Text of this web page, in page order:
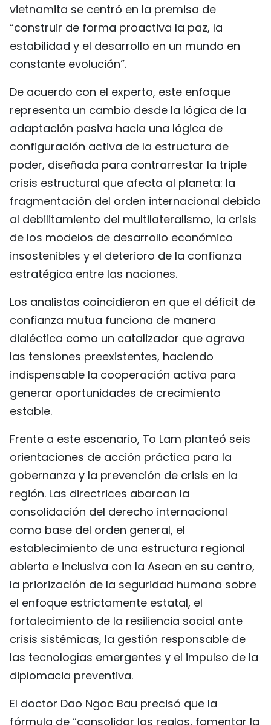
vietnamita se centró en la premisa de
“construir de forma proactiva la paz, la
estabilidad y el desarrollo en un mundo en
constante evolución”.
De acuerdo con el experto, este enfoque
representa un cambio desde la lógica de la
adaptación pasiva hacia una lógica de
configuración activa de la estructura de
poder, diseñada para contrarrestar la triple
crisis estructural que afecta al planeta: la
fragmentación del orden internacional debido
al debilitamiento del multilateralismo, la crisis
de los modelos de desarrollo económico
insostenibles y el deterioro de la confianza
estratégica entre las naciones.
Los analistas coincidieron en que el déficit de
confianza mutua funciona de manera
dialéctica como un catalizador que agrava
las tensiones preexistentes, haciendo
indispensable la cooperación activa para
generar oportunidades de crecimiento
estable.
Frente a este escenario, To Lam planteó seis
orientaciones de acción práctica para la
gobernanza y la prevención de crisis en la
región. Las directrices abarcan la
consolidación del derecho internacional
como base del orden general, el
establecimiento de una estructura regional
abierta e inclusiva con la Asean en su centro,
la priorización de la seguridad humana sobre
el enfoque estrictamente estatal, el
fortalecimiento de la resiliencia social ante
crisis sistémicas, la gestión responsable de
las tecnologías emergentes y el impulso de la
diplomacia preventiva.
El doctor Dao Ngoc Bau precisó que la
fórmula de “consolidar las reglas, fomentar la